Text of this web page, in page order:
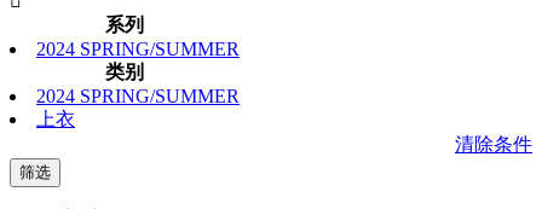
系列
2024 SPRING/SUMMER
类别
2024 SPRING/SUMMER
上衣
清除条件
筛选